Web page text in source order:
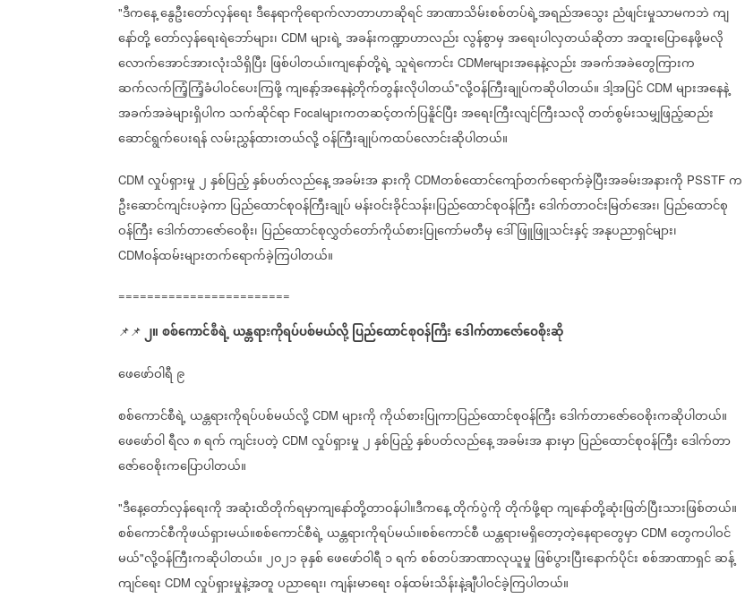
"ဒီကနေ့နွေဦးတော်လှန်ရေးဒီနေရာကိုရောက်လာတာဟာဆိုရင်အာဏာသိမ်းစစ်တပ်ရဲ့အရည်အသွေး ညံဖျင်းမှုသာမကဘဲကျ
နော်တို့တော်လှန်ရေးရဲဘော်များ၊ CDM များရဲ့အခန်းကဏ္ဍာဟာလည်းလွန်စွာမှအရေးပါလှတယ်ဆိုတာအထူးပြောနေဖို့မလို
လောက်အောင်အားလုံးသိရှိပြီး ဖြစ်ပါတယ်။ကျနော်တို့ရဲ့သူရဲကောင်း CDMerများအနေနဲ့လည်းအခက်အခဲတွေကြားက
ဆက်လက်ကြံ့ကြံ့ခံပါဝင်ပေးကြဖို့ကျနော့်အနေနဲ့တိုက်တွန်းလိုပါတယ်"လို့ဝန်ကြီးချုပ်ကဆိုပါတယ်။ဒါ့အပြင် CDM များအနေနဲ့
အခက်အခဲများရှိပါက သက်ဆိုင်ရာ Focalများကတဆင့်တက်ပြနိူင်ပြီးအရေးကြီးလျင်ကြီးသလိုတတ်စွမ်းသမျှဖြည့်ဆည်း
ဆောင်ရွက်ပေးရန်လမ်းညွှန်ထားတယ်လို့ဝန်ကြီးချုပ်ကထပ်လောင်းဆိုပါတယ်။
CDM လှုပ်ရှားမှု၂နှစ်ပြည့်နှစ်ပတ်လည်နေ့အခမ်းအနားကို CDMတစ်ထောင်ကျော်တက်ရောက်ခဲ့ပြီးအခမ်းအနားကို PSSTF က
ဦးဆောင်ကျင်းပခဲ့ကာပြည်ထောင်စုဝန်ကြီးချုပ်မန်းဝင်းခိုင်သန်း၊ပြည်ထောင်စုဝန်ကြီးဒေါက်တာဝင်းမြတ်အေး၊ ပြည်ထောင်စု
ဝန်ကြီးဒေါက်တာဇော်ဝေစိုး၊ ပြည်ထောင်စုလွှတ်တော်ကိုယ်စားပြုကော်မတီမှဒေါ်ဖြူဖြူသင်းနှင့်အနုပညာရှင်များ၊
CDMဝန်ထမ်းများတက်ရောက်ခဲ့ကြပါတယ်။
========================
📌📌 ၂။စစ်ကောင်စီရဲ့ယန္တရားကိုရပ်ပစ်မယ်လို့ပြည်ထောင်စုဝန်ကြီးဒေါက်တာဇော်ဝေစိုးဆို
ဖေဖော်ဝါရီ ၉
စစ်ကောင်စီရဲ့ယန္တရားကိုရပ်ပစ်မယ်လို့ CDM များကိုကိုယ်စားပြုကာပြည်ထောင်စုဝန်ကြီးဒေါက်တာဇော်ဝေစိုးကဆိုပါတယ်။
ဖေဖော်ဝါရီလ၈ရက်ကျင်းပတဲ့ CDM လှုပ်ရှားမှု၂နှစ်ပြည့်နှစ်ပတ်လည်နေ့အခမ်းအနားမှာပြည်ထောင်စုဝန်ကြီးဒေါက်တာ
ဇော်ဝေစိုးကပြောပါတယ်။
"ဒီနေ့တော်လှန်ရေးကိုအဆုံးထိတိုက်ရမှာကျနော်တို့တာဝန်ပါ။ဒီကနေ့တိုက်ပွဲကိုတိုက်ဖို့ရာကျနော်တို့ဆုံးဖြတ်ပြီးသားဖြစ်တယ်။
စစ်ကောင်စီကိုဖယ်ရှားမယ်။စစ်ကောင်စီရဲ့ယန္တရားကိုရပ်မယ်။စစ်ကောင်စီယန္တရားမရှိတော့တဲ့နေရာတွေမှာ CDM တွေကပါဝင်
မယ်"လို့ဝန်ကြီးကဆိုပါတယ်။၂၀၂၁ခုနှစ်ဖေဖော်ဝါရီ ၁ရက်စစ်တပ်အာဏာလုယူမှု ဖြစ်ပွားပြီးနောက်ပိုင်းစစ်အာဏာရှင်ဆန့်
ကျင်ရေး CDM လှုပ်ရှားမှုနဲ့အတူပညာရေး၊ကျန်းမာရေးဝန်ထမ်းသိန်းနဲ့ချီပါဝင်ခဲ့ကြပါတယ်။